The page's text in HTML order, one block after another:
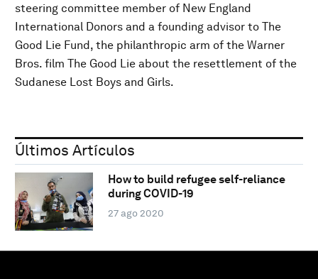
steering committee member of New England
International Donors and a founding advisor to The
Good Lie Fund, the philanthropic arm of the Warner
Bros. film The Good Lie about the resettlement of the
Sudanese Lost Boys and Girls.
Últimos Artículos
How to build refugee self-reliance
during COVID-19
27 ago 2020